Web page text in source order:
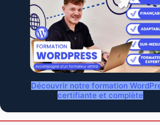
Découvrir notre formation
certifiante et complète